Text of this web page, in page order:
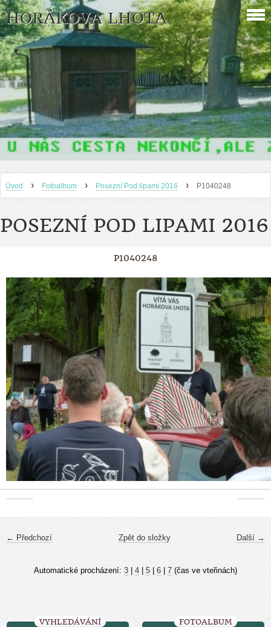
HORÁKOVA LHOTA
Úvod › Fotoalbum › Posezní Pod lipami 2016 › P1040248
POSEZNÍ POD LIPAMI 2016
P1040248
← Předchozí Další →
Zpět do složky
Automatické procházení: 3 4 5 6 7 (čas ve vteřinách)
VYHLEDÁVÁNÍ FOTOALBUM